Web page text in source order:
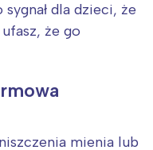
dla dzieci, że
że go
mienia lub